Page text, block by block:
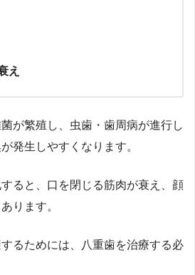
え
が繁殖し、虫歯・歯周病が進行し
発生しやすくなります。
ると、口を閉じる筋肉が衰え、顔
ります。
るためには、八重歯を治療する必